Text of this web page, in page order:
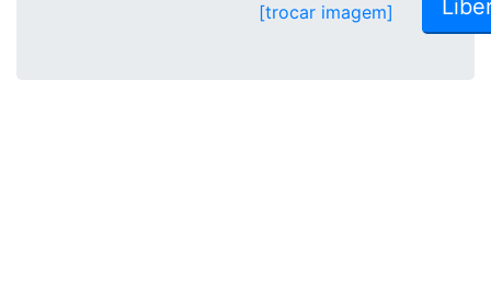
[trocar imagem]